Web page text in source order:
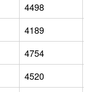
4498
4189
4754
4520